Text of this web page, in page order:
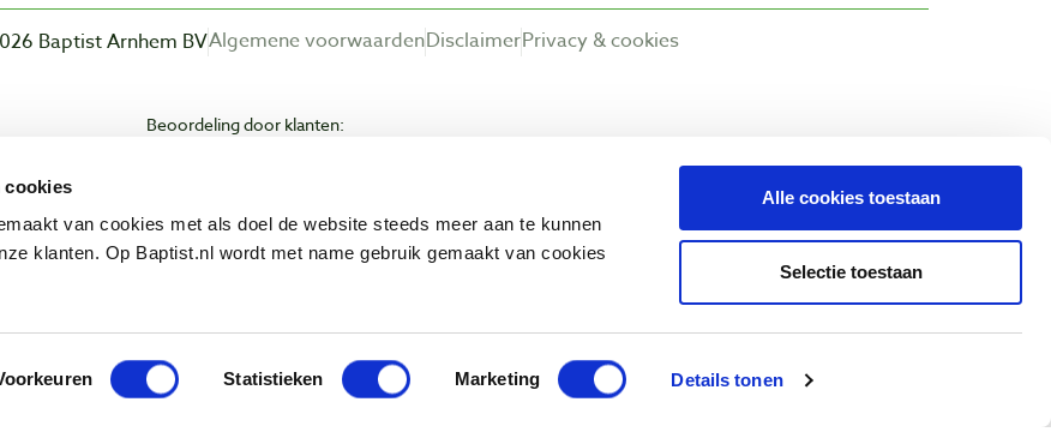
cookies
van cookies met als doel de website steeds meer aan te kunnen
klanten. Op Baptist.nl wordt met name gebruik gemaakt van cookies
Statistieken Marketing Details tonen
Alle cookies toestaan
Selectie toestaan
Algemene voorwaardenDisclaimerPrivacy & cookies
Baptist Arnhem BV
Beoordeling door klanten: